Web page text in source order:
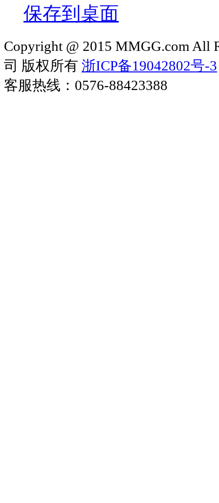
保存到桌面
Copyright @ 2015 MMGG.com All
司 版权所有 浙ICP备19042802号-3
客服热线：0576-88423388